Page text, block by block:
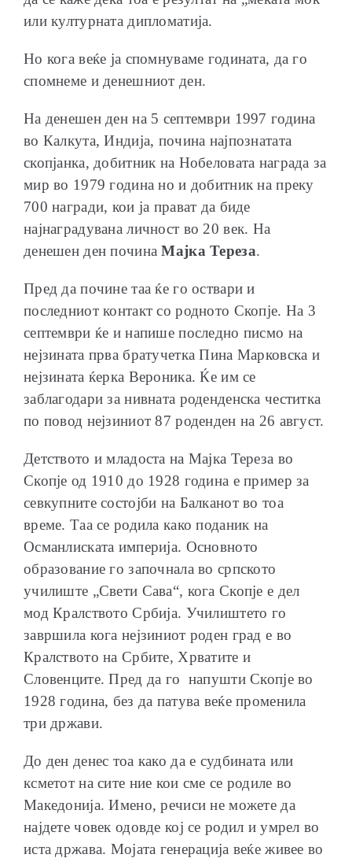
или културната дипломатија.
Но кога веќе ја спомнуваме годината, да го
спомнеме и денешниот ден.
На денешен ден на 5 септември 1997 година
во Калкута, Индија, почина најпознатата
скопјанка, добитник на Нобеловата награда за
мир во 1979 година но и добитник на преку
700 награди, кои ја прават да биде
најнаградувана личност во 20 век. На
денешен ден починаМајка Тереза.
Пред да почине таа ќе го оствари и
последниот контакт со родното Скопје. На 3
септември ќе и напише последно писмо на
нејзината прва братучетка Пина Марковска и
нејзината ќерка Вероника. Ќе им се
заблагодари за нивната роденденска честитка
по повод нејзиниот 87 роденден на 26 август.
Детството и младоста на Мајка Тереза во
Скопје од 1910 до 1928 година е пример за
севкупните состојби на Балканот во тоа
време. Таа се родила како поданик на
Османлиската империја. Основното
образование го започнала во српското
училиште „Свети Сава“, кога Скопје е дел
мод Кралството Србија. Училиштето го
завршила кога нејзиниот роден град е во
Кралството на Србите, Хрватите и
Словенците. Пред да го напушти Скопје во
1928 година, без да патува веќе променила
три држави.
До ден денес тоа како да е судбината или
ксметот на сите ние кои сме се родиле во
Македонија. Имено, речиси не можете да
најдете човек одовде кој се родил и умрел во
иста држава. Мојата генерација веќе живее во